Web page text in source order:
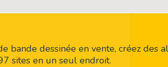
bande dessinée en vente, créez des
sites en un seul endroit.